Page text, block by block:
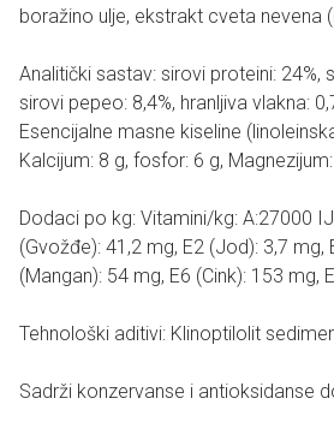
boražino ulje, ekstrakt cveta nevena
Analitički sastav: sirovi proteini: 24%,
sirovi pepeo: 8,4%, hranljiva vlakna:
Esencijalne masne kiseline
Kalcijum: 8 g, fosfor: 6 g,
Dodaci po kg: Vitamini/kg: A:27000
(Gvožđe): 41,2 mg, E2 (Jod): 3,7 mg,
(Mangan): 54 mg, E6 (Cink): 153 mg,
Tehnološki aditivi: Klinoptilolit
Sadrži konzervanse i antioksidanse